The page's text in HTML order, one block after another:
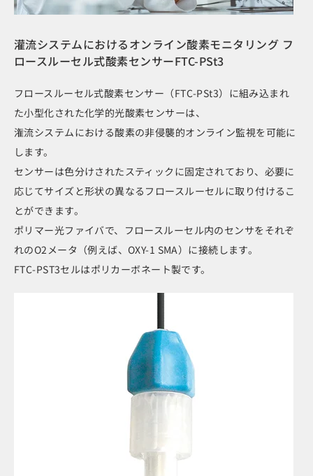
灌流システムにおけるオンライン酸素モニタリング フ
ロースルーセル式酸素センサーFTC-PSt3
フロースルーセル式酸素センサー（FTC-PSt3）に組み込まれ
た小型化された化学的光酸素センサーは、
潅流システムにおける酸素の非侵襲的オンライン監視を可能に
します。
センサーは色分けされたスティックに固定されており、必要に
応じてサイズと形状の異なるフロースルーセルに取り付けるこ
とができます。
ポリマー光ファイバで、フロースルーセル内のセンサをそれぞ
れのO2メータ（例えば、OXY-1 SMA）に接続します。
FTC-PST3セルはポリカーボネート製です。